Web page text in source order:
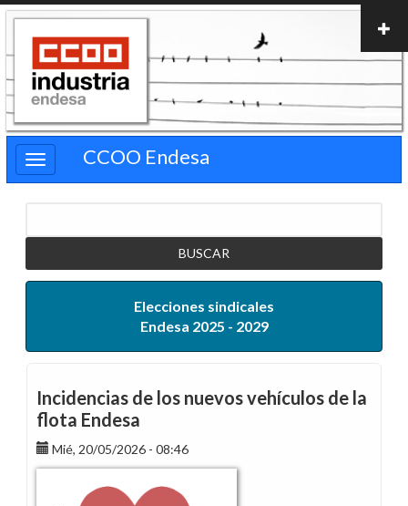
Pasar
contenido
principal
CCOO Endesa
Elecciones sindicales
Endesa 2025 - 2029
Incidencias de los nuevos vehículos de la
flota Endesa
Mié, 20/05/2026 - 08:46